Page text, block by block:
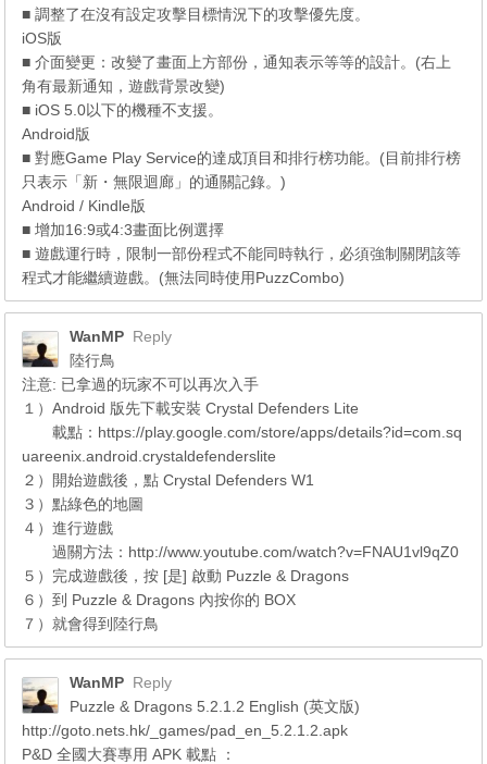
■ 調整了在沒有設定攻擊目標情況下的攻擊優先度。
iOS版
■ 介面變更：改變了畫面上方部份，通知表示等等的設計。(右上
角有最新通知，遊戲背景改變)
■ iOS 5.0以下的機種不支援。
Android版
■ 對應Game Play Service的達成頂目和排行榜功能。(目前排行榜
只表示「新・無限迴廊」的通關記錄。)
Android / Kindle版
■ 增加16:9或4:3畫面比例選擇
■ 遊戲運行時，限制一部份程式不能同時執行，必須強制關閉該等
程式才能繼續遊戲。(無法同時使用PuzzCombo)
WanMP Reply
陸行鳥
注意: 已拿過的玩家不可以再次入手
１）Android 版先下載安裝 Crystal Defenders Lite
載點：https://play.google.com/store/apps/details?id=com.sq
uareenix.android.crystaldefenderslite
２）開始遊戲後，點 Crystal Defenders W1
３）點綠色的地圖
４）進行遊戲
過關方法：http://www.youtube.com/watch?v=FNAU1vl9qZ0
５）完成遊戲後，按 [是] 啟動 Puzzle & Dragons
６）到 Puzzle & Dragons 內按你的 BOX
７）就會得到陸行鳥
WanMP Reply
Puzzle & Dragons 5.2.1.2 English (英文版)
http://goto.nets.hk/_games/pad_en_5.2.1.2.apk
P&D 全國大賽專用 APK 載點 ：